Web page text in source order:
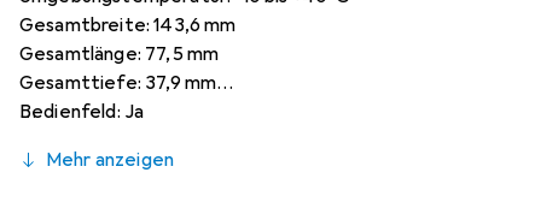
Gesamtbreite: 143,6 mm
Gesamtlänge: 77,5 mm
Gesamttiefe: 37,9 mm
Bedienfeld: Ja
Mehr anzeigen